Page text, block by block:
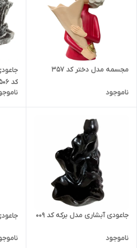
مجسمه مدل دختر کد 357
ناموجود
کد 506
جاعودی آبشاری مدل برکه کد 009
ناموجود